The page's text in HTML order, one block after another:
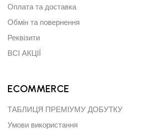
Оплата та доставка
Обмін та повернення
Реквізити
ВСІ АКЦІЇ
ECOMMERCE
ТАБЛИЦЯ ПРЕМІУМУ ДОБУТКУ
Умови використання